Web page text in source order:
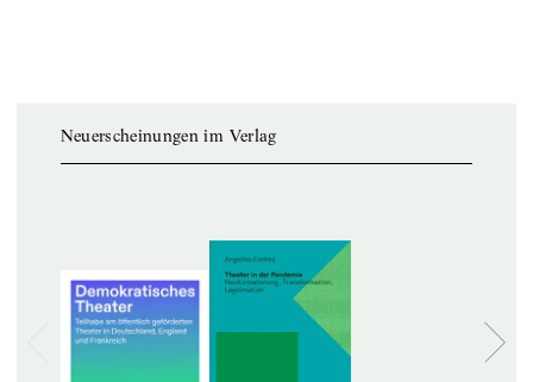
Neuerscheinungen im Verlag